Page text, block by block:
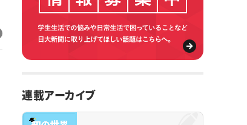
連載アーカイブ